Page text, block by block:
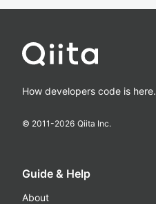
How developers code is here.
© 2011-2026 Qiita Inc.
Guide & Help
About